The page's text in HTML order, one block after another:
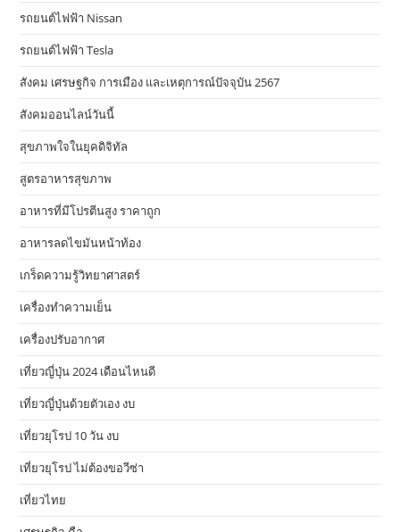
รถยนต์ไฟฟ้า Nissan
รถยนต์ไฟฟ้า Tesla
สังคม เศรษฐกิจ การเมือง และเหตุการณ์ปัจจุบัน 2567
สังคมออนไลน์วันนี้
สุขภาพใจในยุคดิจิทัล
สูตรอาหารสุขภาพ
อาหารที่มีโปรตีนสูง ราคาถูก
อาหารลดไขมันหน้าท้อง
เกร็ดความรู้วิทยาศาสตร์
เครื่องทำความเย็น
เครื่องปรับอากาศ
เที่ยวญี่ปุ่น 2024 เดือนไหนดี
เที่ยวญี่ปุ่นด้วยตัวเอง งบ
เที่ยวยุโรป 10 วัน งบ
เที่ยวยุโรป ไม่ต้องขอวีซ่า
เที่ยวไทย